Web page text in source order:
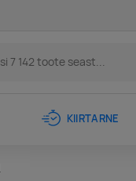
KIIRTARNE